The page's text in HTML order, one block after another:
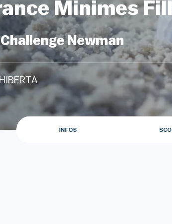
Minimes
Newman
INFOS